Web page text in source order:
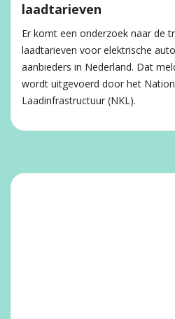
laadtarieven
Er komt een onderzoek naar de
laadtarieven voor elektrische
aanbieders in Nederland. Dat
wordt uitgevoerd door het
Laadinfrastructuur (NKL).